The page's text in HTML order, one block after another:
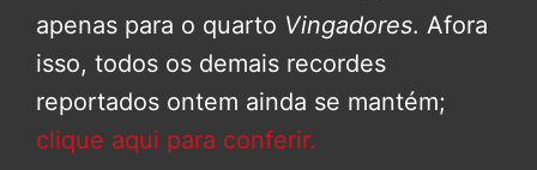
apenas para o quarto Vingadores. Afora
isso, todos os demais recordes
reportados ontem ainda se mantém;
clique aqui para conferir.